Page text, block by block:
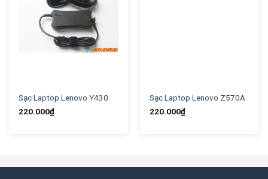
Sạc Laptop Lenovo Y430
220.000₫
Sạc Laptop Lenovo Z570A
220.000₫